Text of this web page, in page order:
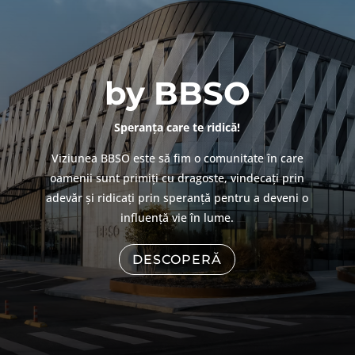
by BBSO
Speranța care te ridică!
Viziunea BBSO este să fim o comunitate în care
oamenii sunt primiți cu dragoste, vindecați prin
adevăr și ridicați prin speranță pentru a deveni o
influență vie în lume.
DESCOPERĂ